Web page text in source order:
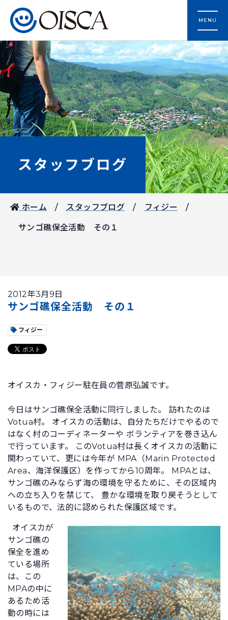
MENU
スタッフブログ
ホーム スタッフブログ フィジー
サンゴ礁保全活動 その１
2012年3月9日
サンゴ礁保全活動 その１
フィジー
オイスカ・フィジー駐在員の菅原弘誠です。
今日はサンゴ礁保全活動に同行しました。 訪れたのは
Votua村。 オイスカの活動は、自分たちだけでやるので
はなく村のコーディネーターや ボランティアを巻き込ん
で行っています。 このVotua村は長くオイスカの活動に
関わっていて、更には今年が MPA（Marin Protected
Area、海洋保護区）を作ってから10周年。 MPAとは、
サンゴ礁のみならず海の環境を守るために、その区域内
への立ち入りを禁じて、 豊かな環境を取り戻そうとして
いるもので、法的に認められた保護区域です。
オイスカが
サンゴ礁の
保全を進め
ている場所
は、この
MPAの中に
あるため活
動の時には